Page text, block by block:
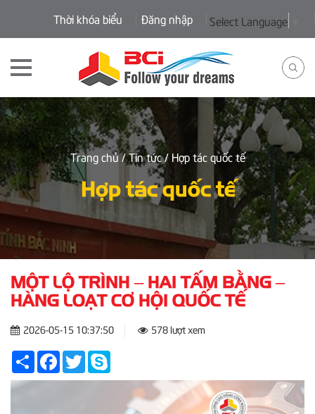
Thời khóa biểu Đăng nhập Select Language
Trang chủ/ Tin tức/ Hợp tác quốc tế
Hợp tác quốc tế
MỘT LỘ TRÌNH – HAI TẤM BẰNG –
HÀNG LOẠT CƠ HỘI QUỐC TẾ
2026-05-15 10:37:50 578 lượt xem
ShareFacebook
Twitter